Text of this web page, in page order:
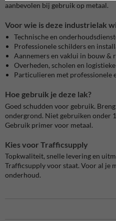
aanbevolen bij gebruik op metaal.
Voor wie is deze industrielak
Technische en
Professionele schilders en
Aannemers en vaklui in bouw &
Overheden, scholen en
Particulieren met professionele
Hoe gebruik je deze lak?
Goed schudden voor gebruik.
ondergrond. Niet gebruiken onder
Gebruik primer voor metaal.
Kies voor Trafficsupply
Topkwaliteit, snelle levering en
Trafficsupply voor staat. Voor al je
onderhoud.